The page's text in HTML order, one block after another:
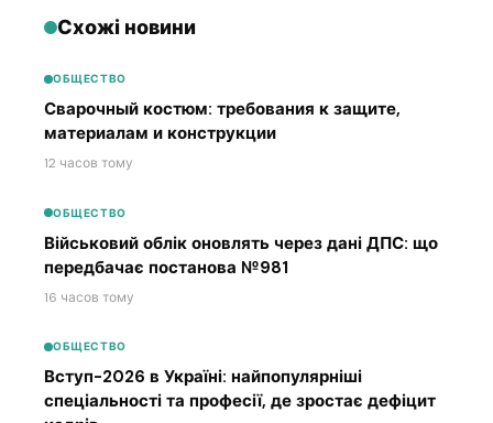
Схожі новини
ОБЩЕСТВО
Сварочный костюм: требования к защите,
материалам и конструкции
12 часов тому
ОБЩЕСТВО
Військовий облік оновлять через дані ДПС: що
передбачає постанова №981
16 часов тому
ОБЩЕСТВО
Вступ-2026 в Україні: найпопулярніші
спеціальності та професії, де зростає дефіцит